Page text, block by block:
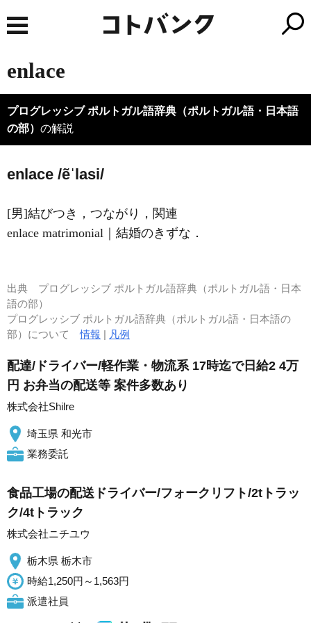
enlace
プログレッシブ ポルトガル語辞典（ポルトガル語・日本語
の部） の解説
enlace /ẽˈlasi/
[男]結びつき，つながり，関連
enlace matrimonial｜結婚のきずな．
出典 プログレッシブ ポルトガル語辞典（ポルトガル語・日本
語の部）
プログレッシブ ポルトガル語辞典（ポルトガル語・日本語の
部）について情報 | 凡例
配達/ドライバー/軽作業・物流系 17時迄で日給2 4万
円 お弁当の配送等 案件多数あり
株式会社Shilre
埼玉県 和光市
業務委託
食品工場の配送ドライバー/フォークリフト/2tトラッ
ク/4tトラック
株式会社ニチユウ
栃木県 栃木市
時給1,250円～1,563円
派遣社員